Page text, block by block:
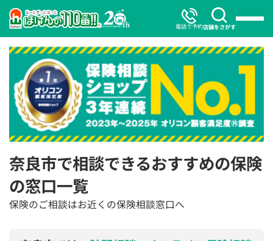
電話で予約店舗をさがす
奈良市で相談できるおすすめの保険
の窓口一覧
保険のご相談はお近くの保険相談窓口へ